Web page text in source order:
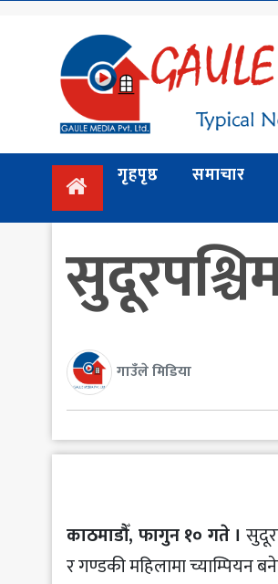
राजनिति
अन्तर्वार्ता
मनोरञ्जन
गृहपृष्ठ समाचार
गाउँले मिडिया
काठमाडौँ, फागुन १० गते ।
र गण्डकी महिलामा च्याम्पियन